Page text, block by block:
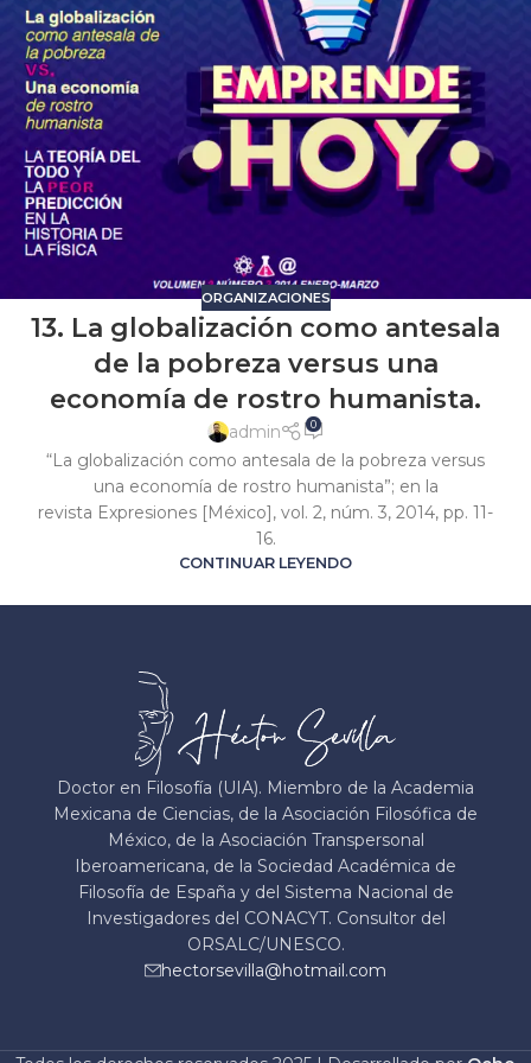
ORGANIZACIONES
13. La globalización como antesala
de la pobreza versus una
economía de rostro humanista.
admin 0
“La globalización como antesala de la pobreza versus
una economía de rostro humanista”; en la
revista Expresiones [México], vol. 2, núm. 3, 2014, pp. 11-
16.
CONTINUAR LEYENDO
Doctor en Filosofía (UIA). Miembro de la Academia
Mexicana de Ciencias, de la Asociación Filosófica de
México, de la Asociación Transpersonal
Iberoamericana, de la Sociedad Académica de
Filosofía de España y del Sistema Nacional de
Investigadores del CONACYT. Consultor del
ORSALC/UNESCO.
hectorsevilla@hotmail.com